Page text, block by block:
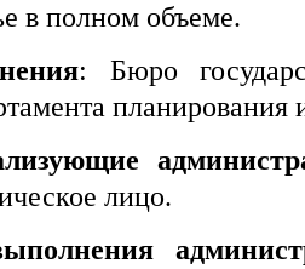
в полном объеме.
: Бюро
планирования
лицо.